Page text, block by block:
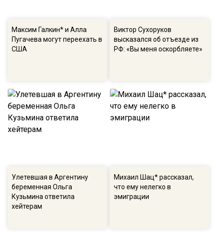
Максим Галкин* и Алла
Пугачева могут переехать в
США
Виктор Сухоруков
высказался об отъезде из
РФ: «Вы меня оскорбляете»
Улетевшая в Аргентину
беременная Ольга
Кузьмина ответила
хейтерам
Михаил Шац* рассказал,
что ему нелегко в
эмиграции